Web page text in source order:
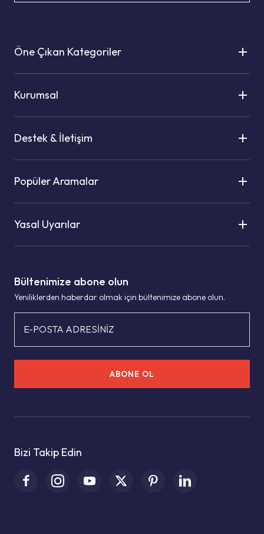
Bültenimize abone olun
Yeniliklerden haberdar olmak için bültenimize abone olun.
E-POSTA ADRESİNİZ
ABONE OL
Bizi Takip Edin
Öne Çıkan Kategoriler
Kurumsal
Destek & İletişim
Popüler Aramalar
Yasal Uyarılar